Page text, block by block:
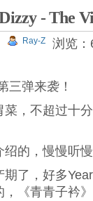
- The
Ray-Z 浏览：
三弹来袭！
菜，不超过十
的，慢慢听慢
期了，好多
，《青青子衿